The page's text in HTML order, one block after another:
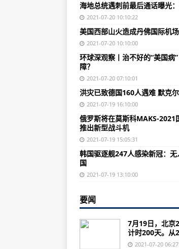
黄河水利委员会
国家卫健委：新
某90后影视歌
比海豹还要牛
俄罗斯的核动力“
俄新型军机揭开
俄新型隐身战机
炮兵司令朱瑞牺
7月19日，
与澳大利亚做
英军车长沉迷游
乌克兰给俄防长
环球深观察丨治
海地总统遇刺前最后通话曝光
2021-07-20 10:10:22
美国西部山火造成丹佛国际机
2021-07-20 10:10:00
环球深观察丨治不好的“美国病
障？
2021-07-20 07:10:01
洪灾已致德国160人遇难 默克
2021-07-19 16:10:00
俄罗斯将在莫斯科MAKS-2021
推出新型战斗机
2021-07-19 15:05:31
韩国驱逐舰247人感染新冠：
国
2021-07-19 13:10:00
要闻
7月19日，北京
计时200天。从
2021-07-20